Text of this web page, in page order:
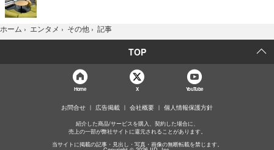
ホーム › エンタメ › その他 › 記事
TOP
Home X YouTube
お問合せ 広告掲載 会社概要 個人情報保護方針
紹介した商品/サービスを購入、契約した場合に、
売上の一部が弊社サイトに還元されることがあります。
当サイトに掲載の記事・見出し・写真・画像の無断転載を禁じます。